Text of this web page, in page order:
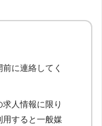
に連絡してく
人情報に限り
用すると一般媒